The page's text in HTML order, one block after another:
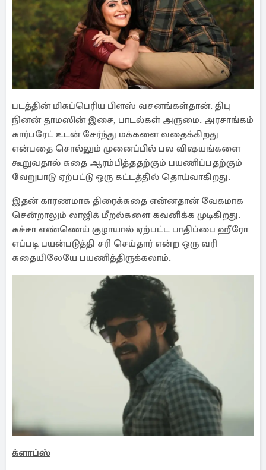
படத்தின் மிகப்பெரிய பிளஸ் வசனங்கள்தான். திபு
நினன் தாமஸின் இசை, பாடல்கள் அருமை. அரசாங்கம்
கார்பரேட் உடன் சேர்ந்து மக்களை வதைக்கிறது
என்பதை சொல்லும் முனைப்பில் பல விஷயங்களை
கூறுவதால் கதை ஆரம்பித்ததற்கும் பயணிப்பதற்கும்
வேறுபாடு ஏற்பட்டு ஒரு கட்டத்தில் தொய்வாகிறது.
இதன் காரணமாக திரைக்கதை என்னதான் வேகமாக
சென்றாலும் லாஜிக் மீறல்களை கவனிக்க முடிகிறது.
கச்சா எண்ணெய் குழாயால் ஏற்பட்ட பாதிப்பை ஹீரோ
எப்படி பயன்படுத்தி சரி செய்தார் என்ற ஒரு வரி
கதையிலேயே பயணித்திருக்கலாம்.
க்ளாப்ஸ்